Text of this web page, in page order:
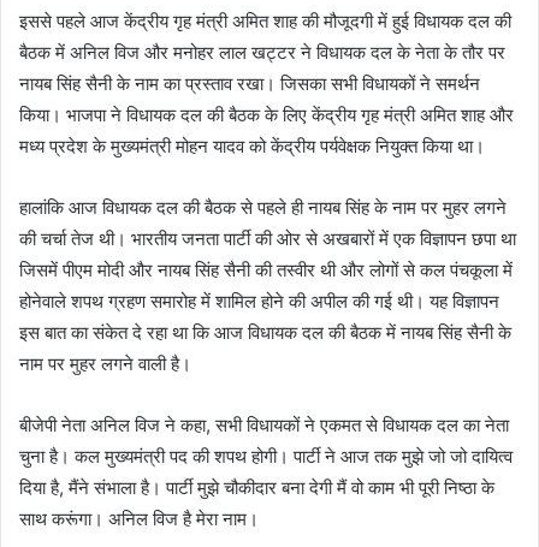
इससे पहले आज केंद्रीय गृह मंत्री अमित शाह की मौजूदगी में हुई विधायक दल की
बैठक में अनिल विज और मनोहर लाल खट्टर ने विधायक दल के नेता के तौर पर
नायब सिंह सैनी के नाम का प्रस्ताव रखा। जिसका सभी विधायकों ने समर्थन
किया। भाजपा ने विधायक दल की बैठक के लिए केंद्रीय गृह मंत्री अमित शाह और
मध्य प्रदेश के मुख्यमंत्री मोहन यादव को केंद्रीय पर्यवेक्षक नियुक्त किया था।
हालांकि आज विधायक दल की बैठक से पहले ही नायब सिंह के नाम पर मुहर लगने
की चर्चा तेज थी। भारतीय जनता पार्टी की ओर से अखबारों में एक विज्ञापन छपा था
जिसमें पीएम मोदी और नायब सिंह सैनी की तस्वीर थी और लोगों से कल पंचकूला में
होनेवाले शपथ ग्रहण समारोह में शामिल होने की अपील की गई थी। यह विज्ञापन
इस बात का संकेत दे रहा था कि आज विधायक दल की बैठक में नायब सिंह सैनी के
नाम पर मुहर लगने वाली है।
बीजेपी नेता अनिल विज ने कहा, सभी विधायकों ने एकमत से विधायक दल का नेता
चुना है। कल मुख्यमंत्री पद की शपथ होगी। पार्टी ने आज तक मुझे जो जो दायित्व
दिया है, मैंने संभाला है। पार्टी मुझे चौकीदार बना देगी मैं वो काम भी पूरी निष्ठा के
साथ करूंगा। अनिल विज है मेरा नाम।